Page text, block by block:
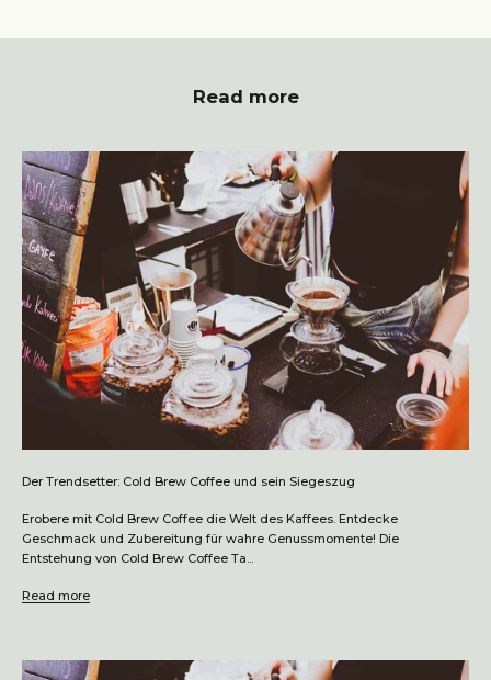
Read more
Der Trendsetter: Cold Brew Coffee und sein Siegeszug
Erobere mit Cold Brew Coffee die Welt des Kaffees. Entdecke
Geschmack und Zubereitung für wahre Genussmomente! Die
Entstehung von Cold Brew Coffee Ta...
Read more